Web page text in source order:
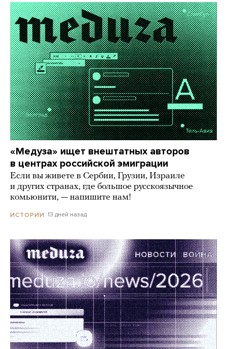
«Медуза» ищет внештатных авторов
в центрах российской эмиграции
Если вы живете в Сербии, Грузии, Израиле
и других странах, где большое русскоязычное
комьюнити, — напишите нам!
ИСТОРИИ 13 дней назад